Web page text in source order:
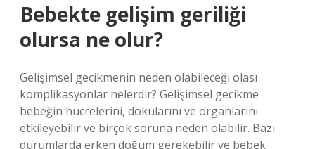
Bebekte gelişim geriliği
olursa ne olur?
Gelişimsel gecikmenin neden olabileceği olası
komplikasyonlar nelerdir? Gelişimsel gecikme
bebeğin hücrelerini, dokularını ve organlarını
etkileyebilir ve birçok soruna neden olabilir. Bazı
durumlarda erken doğum gerekebilir ve bebek